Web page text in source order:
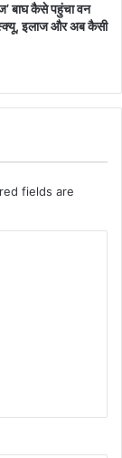
बाघ कैसे पहुंचा वन
इलाज और अब कैसी
fields are